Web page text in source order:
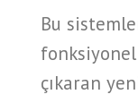
Bu
çıkaran